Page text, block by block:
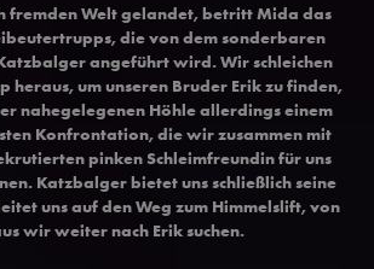
fremden Welt gelandet, betritt Mida das
die von dem sonderbaren
angeführt wird. Wir schleichen
heraus, um unseren Bruder Erik zu finden,
nahegelegenen Höhle allerdings einem
Konfrontation, die wir zusammen mit
pinken Schleimfreundin für uns
Katzbalger bietet uns schließlich seine
uns auf den Weg zum Himmelslift, von
wir weiter nach Erik suchen.